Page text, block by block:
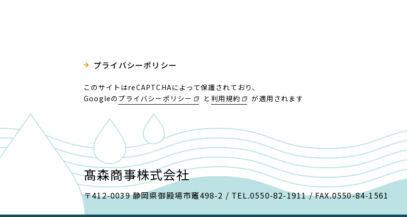
プライバシーポリシー
このサイトはreCAPTCHAによって保護されており、
Googleのプライバシーポリシー と 利用規約 が適用されます
髙森商事株式会社
〒412-0039 静岡県御殿場市竈498-2 / TEL.0550-82-1911/ FAX.0550-84-1561